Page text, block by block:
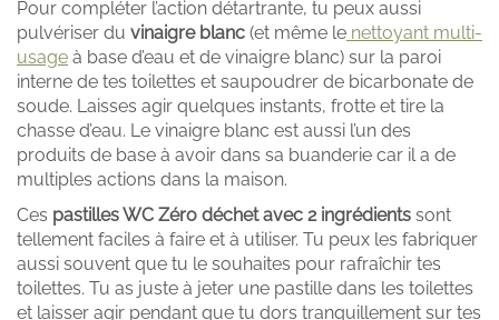
Pour compléter l’action détartrante, tu peux aussi
pulvériser du vinaigre blanc (et même le nettoyant multi-
usage à base d’eau et de vinaigre blanc) sur la paroi
interne de tes toilettes et saupoudrer de bicarbonate de
soude. Laisses agir quelques instants, frotte et tire la
chasse d’eau. Le vinaigre blanc est aussi l’un des
produits de base à avoir dans sa buanderie car il a de
multiples actions dans la maison.
Ces pastilles WC Zéro déchet avec 2 ingrédients sont
tellement faciles à faire et à utiliser. Tu peux les fabriquer
aussi souvent que tu le souhaites pour rafraîchir tes
toilettes. Tu as juste à jeter une pastille dans les toilettes
et laisser agir pendant que tu dors tranquillement sur tes